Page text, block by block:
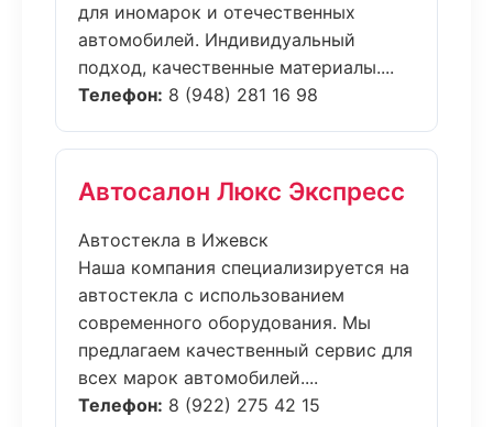
для иномарок и отечественных
автомобилей. Индивидуальный
подход, качественные материалы....
Телефон: 8 (948) 281 16 98
Автосалон Люкс Экспресс
Автостекла в Ижевск
Наша компания специализируется на
автостекла с использованием
современного оборудования. Мы
предлагаем качественный сервис для
всех марок автомобилей....
Телефон: 8 (922) 275 42 15